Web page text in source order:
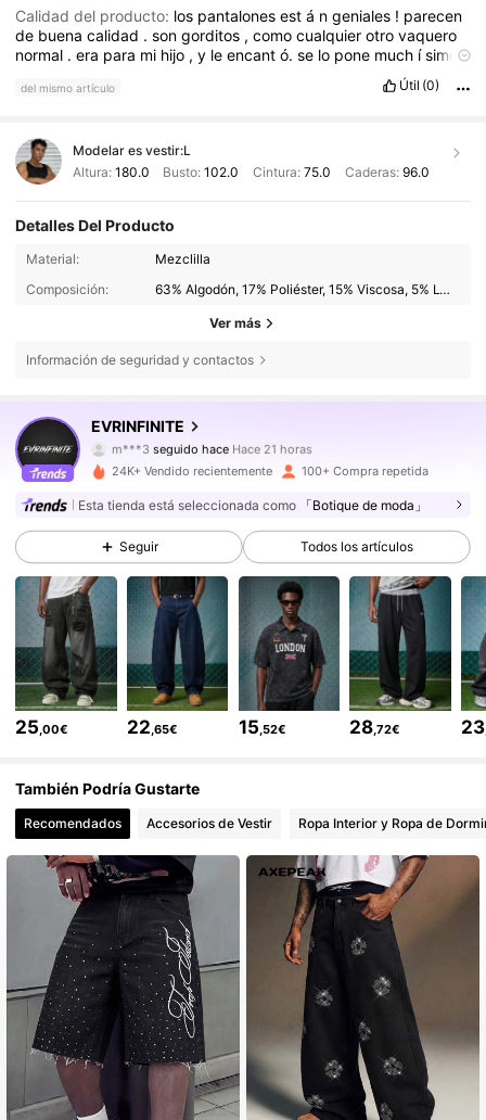
Calidad del producto: los pantalonesestá ngeniales ! parecen
de buenacalidad .songorditos ,comocualquierotrovaquero
normal .era para mi hijo ,y leencantó.se lo pone much ísimo.
del mismo artículo Útil (0)
Modelar es vestir:L
Altura: 180.0 Busto:102.0 Cintura: 75.0 Caderas: 96.0
Detalles Del Producto
Material:
Mezclilla
Composición:
63% Algodón, 17% Poliéster, 15% Viscosa, 5% Lyocell
Ver más
Información de seguridad y contactos
EVRINFINITE
m***3seguido hace
4***gestá navegando
4,71
3.6K Seguidores
4,71 3.6K Seguidores
4,71 3.6K Seguidores
4,71 3.6K Seguidores
4,71 3.6K Seguidores
4,71 3.6K Seguidores
4,71 3.6K Seguidores
4,71 3.6K Seguidores
24K+ Vendido recientemente 100+ Compra repetida
Esta tienda está seleccionada como 「Botique de moda」
Seguir Todos los artículos
25,00€ 22,65€ 15,52€ 28,72€ 23
También Podría Gustarte
Recomendados Accesorios de Vestir Ropa Interior y Ropa de